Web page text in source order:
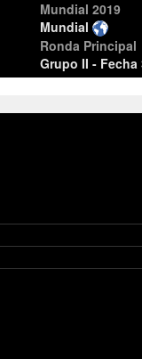
Mundial 2019
Mundial
Ronda Principal
Grupo II - Fecha